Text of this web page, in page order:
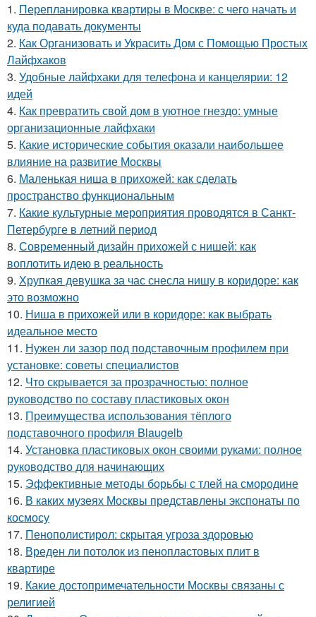
1. Перепланировка квартиры в Москве: с чего начать и
куда подавать документы
2. Как Организовать и Украсить Дом с Помощью Простых
Лайфхаков
3. Удобные лайфхаки для телефона и канцелярии: 12
идей
4. Как превратить свой дом в уютное гнездо: умные
организационные лайфхаки
5. Какие исторические события оказали наибольшее
влияние на развитие Москвы
6. Маленькая ниша в прихожей: как сделать
пространство функциональным
7. Какие культурные мероприятия проводятся в Санкт-
Петербурге в летний период
8. Современный дизайн прихожей с нишей: как
воплотить идею в реальность
9. Хрупкая девушка за час снесла нишу в коридоре: как
это возможно
10. Ниша в прихожей или в коридоре: как выбрать
идеальное место
11. Нужен ли зазор под подставочным профилем при
установке: советы специалистов
12. Что скрывается за прозрачностью: полное
руководство по составу пластиковых окон
13. Преимущества использования тёплого
подставочного профиля Blaugelb
14. Установка пластиковых окон своими руками: полное
руководство для начинающих
15. Эффективные методы борьбы с тлей на смородине
16. В каких музеях Москвы представлены экспонаты по
космосу
17. Пенополистирол: скрытая угроза здоровью
18. Вреден ли потолок из пенопластовых плит в
квартире
19. Какие достопримечательности Москвы связаны с
религией